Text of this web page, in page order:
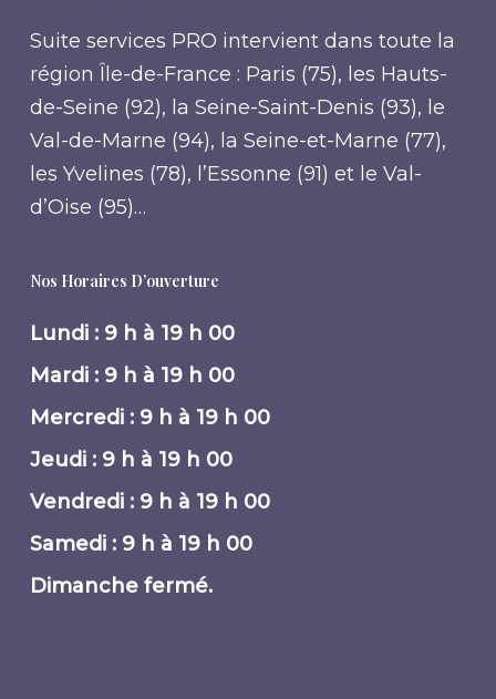
Suite services PRO intervient dans toute la
région Île-de-France : Paris (75), les Hauts-
de-Seine (92), la Seine-Saint-Denis (93), le
Val-de-Marne (94), la Seine-et-Marne (77),
les Yvelines (78), l’Essonne (91) et le Val-
d’Oise (95)…
Nos Horaires D’ouverture
Lundi : 9 h à 19 h 00
Mardi : 9 h à 19 h 00
Mercredi : 9 h à 19 h 00
Jeudi : 9 h à 19 h 00
Vendredi : 9 h à 19 h 00
Samedi : 9 h à 19 h 00
Dimanche fermé.